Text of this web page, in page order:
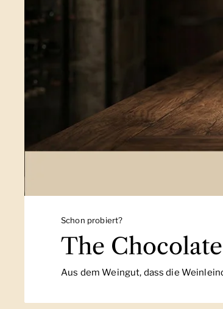
Schon probiert?
The
Aus dem Weingut, dass die